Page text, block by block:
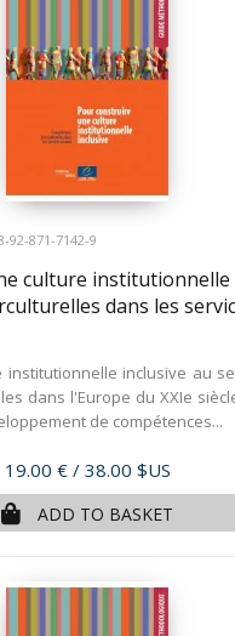
92-871-7142-9
culture institutionnelle
dans les
institutionnelle inclusive au
dans l'Europe du XXIe
de compétences...
Price
19.00 € / 38.00 $US
ADD TO BASKET